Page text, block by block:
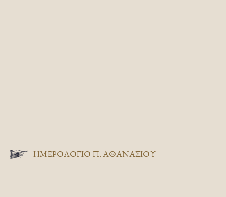
ΗΜΕΡΟΛΟΓΙΟ Π. ΑΘΑΝΑΣΙΟΥ